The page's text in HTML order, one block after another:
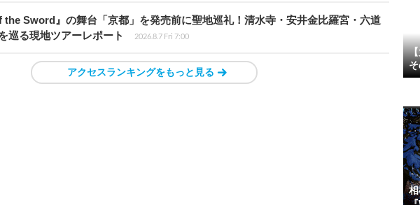
the Sword』の舞台「京都」を発売前に聖地巡礼！清水寺・安井金比羅宮・六道
巡る現地ツアーレポート
2026.8.7 Fri 7:00
アクセスランキングをもっと見る